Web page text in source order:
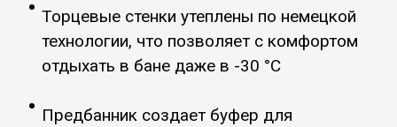
Торцевые стенки утеплены по немецкой
технологии, что позволяет с комфортом
отдыхать в бане даже в -30 °C
Предбанник создает буфер для